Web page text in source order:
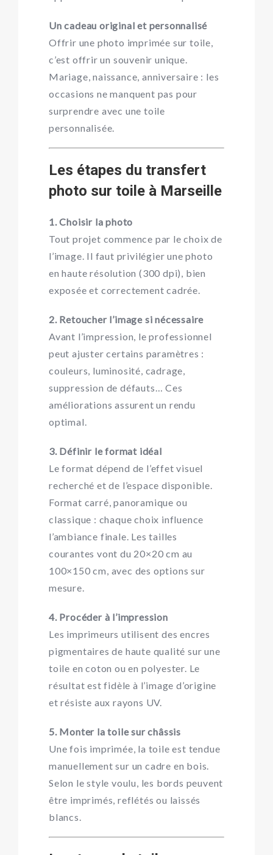
Un cadeau original et personnalisé
Offrir une photo imprimée sur toile,
c’est offrir un souvenir unique.
Mariage, naissance, anniversaire : les
occasions ne manquent pas pour
surprendre avec une toile
personnalisée.
Les étapes du transfert
photo sur toile à Marseille
1. Choisir la photo
Tout projet commence par le choix de
l’image. Il faut privilégier une photo
en haute résolution (300 dpi), bien
exposée et correctement cadrée.
2. Retoucher l’image si nécessaire
Avant l’impression, le professionnel
peut ajuster certains paramètres :
couleurs, luminosité, cadrage,
suppression de défauts… Ces
améliorations assurent un rendu
optimal.
3. Définir le format idéal
Le format dépend de l’effet visuel
recherché et de l’espace disponible.
Format carré, panoramique ou
classique : chaque choix influence
l’ambiance finale. Les tailles
courantes vont du 20×20 cm au
100×150 cm, avec des options sur
mesure.
4. Procéder à l’impression
Les imprimeurs utilisent des encres
pigmentaires de haute qualité sur une
toile en coton ou en polyester. Le
résultat est fidèle à l’image d’origine
et résiste aux rayons UV.
5. Monter la toile sur châssis
Une fois imprimée, la toile est tendue
manuellement sur un cadre en bois.
Selon le style voulu, les bords peuvent
être imprimés, reflétés ou laissés
blancs.